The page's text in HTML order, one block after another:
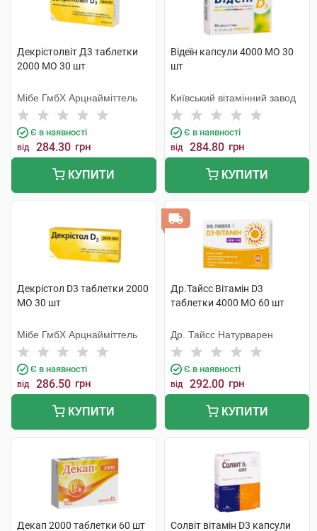
Декрістолвіт Д3 таблетки
2000 МО 30 шт
Мібе ГмбХ Арцнайміттель
Є в наявності
від 284.30 грн
КУПИТИ
Відеїн капсули 4000 МО 30
шт
Київський вітамінний завод
Є в наявності
від 284.80 грн
КУПИТИ
Декрістол D3 таблетки 2000
МО 30 шт
Мібе ГмбХ Арцнайміттель
Є в наявності
від 286.50 грн
КУПИТИ
Др.Тайсс Вітамін D3
таблетки 4000 МО 60 шт
Др. Тайсс Натурварен
Є в наявності
від 292.00 грн
КУПИТИ
Декап 2000 таблетки 60 шт Солвіт вітамін D3 капсули